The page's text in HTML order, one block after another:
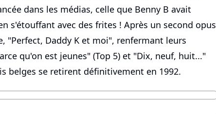
dans les médias, celle que Benny B avait
s'étouffant avec des frites ! Après un second opus
"Perfect, Daddy K et moi", renfermant leurs
qu'on est jeunes" (Top 5) et "Dix, neuf, huit..."
belges se retirent définitivement en 1992.